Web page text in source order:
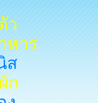
ว
หาร
ส
ก